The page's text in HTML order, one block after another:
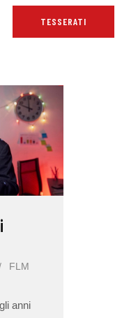
TESSERATI
FLM
anni